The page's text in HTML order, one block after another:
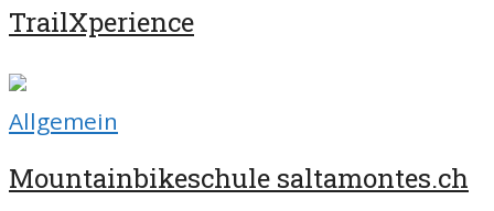
TrailXperience
Allgemein
Mountainbikeschule saltamontes.ch